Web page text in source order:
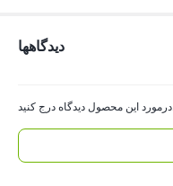
دیدگاهها